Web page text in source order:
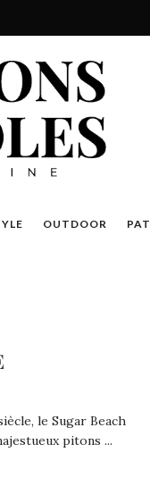
OUTDOOR
le Sugar Beach
pitons ...